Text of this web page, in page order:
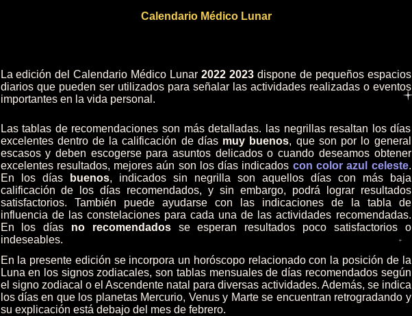
La edición del Calendario Médico Lunar 2022 2023dispone de pequeños espacios
diarios que pueden ser utilizados para señalar las actividades realizadas o eventos
importantes en la vida personal.
Las tablas de recomendaciones son más detalladas. las negrillas resaltan los días
excelentes dentro de la calificación de días muy buenos, que son por lo general
escasos y deben escogerse para asuntos delicados o cuando deseamos obtener
excelentes resultados, mejores aún son los días indicados con color azul celeste.
En los días
buenos, indicados sin negrilla son aquellos días con más baja
calificación de los días recomendados, y sin embargo, podrá lograr resultados
satisfactorios. También puede ayudarse con las indicaciones de la tabla de
influencia de las constelaciones para cada una de las actividades recomendadas.
En los días no recomendadosse esperan resultados poco satisfactorios o
indeseables.
En la presente edición se incorpora un horóscopo relacionado con la posición de la
Luna en los signos zodiacales, son tablas mensuales de días recomendados según
el signo zodiacal o el Ascendente natal para diversas actividades. Además, se indica
los días en que los planetas Mercurio, Venus y Marte se encuentran retrogradando y
su explicación está debajo del mes de febrero.
Calendario Médico Lunar